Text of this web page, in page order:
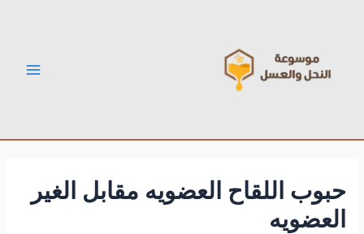
حبوب اللقاح العضويه مقابل الغير
العضويه